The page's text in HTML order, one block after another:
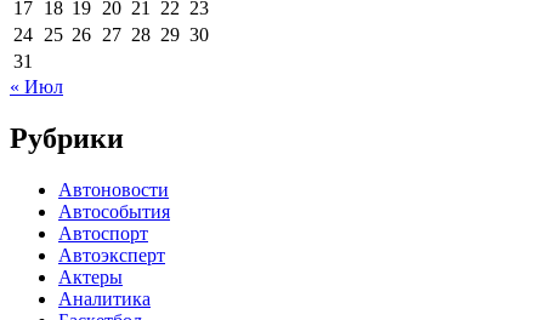
17 18 19 20 21 22 23
24 25 26 27 28 29 30
31
« Июл
Рубрики
Автоновости
Автособытия
Автоспорт
Автоэксперт
Актеры
Аналитика